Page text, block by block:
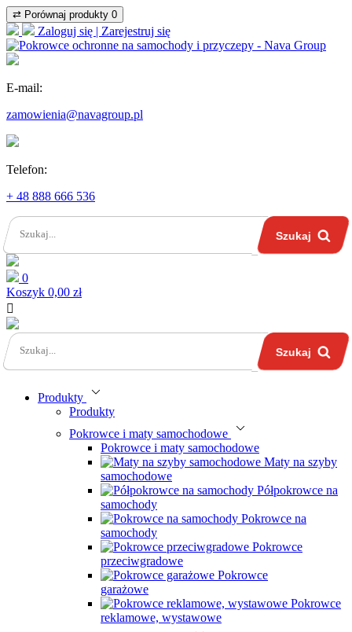
⇄ Porównaj produkty 0
Zaloguj się | Zarejestruj się
E-mail:
zamowienia@navagroup.pl
Telefon:
+ 48 888 666 536
Szukaj
0
Koszyk 0,00 zł

Szukaj
Produkty
Produkty
Pokrowce i maty samochodowe
Pokrowce i maty samochodowe
Maty na szyby
samochodowe
Półpokrowce na
samochody
Pokrowce na
samochody
Pokrowce
przeciwgradowe
Pokrowce
garażowe
Pokrowce
reklamowe, wystawowe